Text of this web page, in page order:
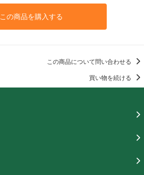
この商品を購入する
この商品について問い合わせる
買い物を続ける